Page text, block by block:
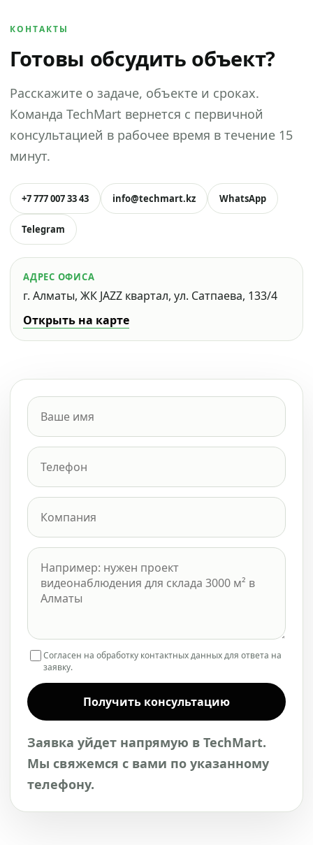
КОНТАКТЫ
Готовы обсудить объект?
Расскажите о задаче, объекте и сроках.
Команда TechMart вернется с первичной
консультацией в рабочее время в течение 15
минут.
+7 777 007 33 43 info@techmart.kz WhatsApp
Telegram
АДРЕС ОФИСА
г. Алматы, ЖК JAZZ квартал, ул. Сатпаева, 133/4
Открыть на карте
Согласен на обработку контактных данных для ответа на
заявку.
Получить консультацию
Заявка уйдет напрямую в TechMart.
Мы свяжемся с вами по указанному
телефону.